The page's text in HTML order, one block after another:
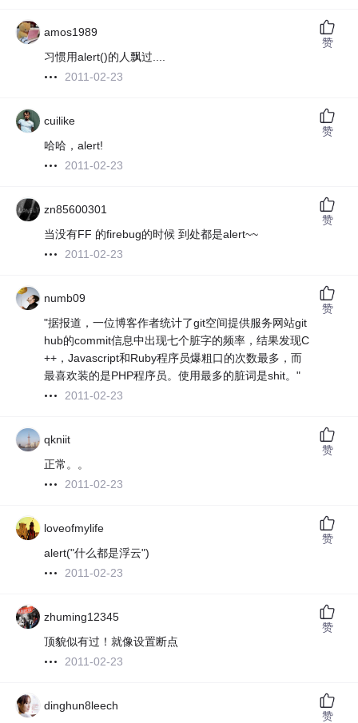
amos1989
习惯用alert()的人飘过....
2011-02-23
赞
cuilike
哈哈，alert!
2011-02-23
赞
zn85600301
当没有FF 的firebug的时候 到处都是alert~~
2011-02-23
赞
numb09
"据报道，一位博客作者统计了git空间提供服务网站git
hub的commit信息中出现七个脏字的频率，结果发现C
++，Javascript和Ruby程序员爆粗口的次数最多，而
最喜欢装的是PHP程序员。使用最多的脏词是shit。"
2011-02-23
赞
qkniit
正常。。
2011-02-23
赞
loveofmylife
alert("什么都是浮云")
2011-02-23
赞
zhuming12345
顶貌似有过！就像设置断点
2011-02-23
赞
dinghun8leech
赞